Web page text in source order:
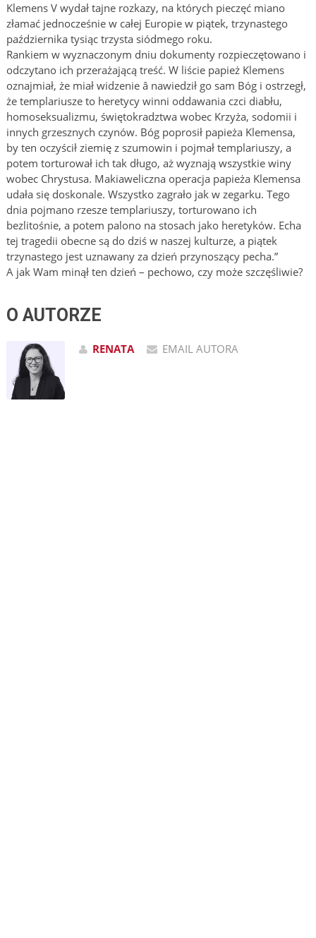
Klemens V wydał tajne rozkazy, na których pieczęć miano
złamać jednocześnie w całej Europie w piątek, trzynastego
października tysiąc trzysta siódmego roku.
Rankiem w wyznaczonym dniu dokumenty rozpieczętowano i
odczytano ich przerażającą treść. W liście papież Klemens
oznajmiał, że miał widzenie â nawiedził go sam Bóg i ostrzegł,
że templariusze to heretycy winni oddawania czci diabłu,
homoseksualizmu, świętokradztwa wobec Krzyża, sodomii i
innych grzesznych czynów. Bóg poprosił papieża Klemensa,
by ten oczyścił ziemię z szumowin i pojmał templariuszy, a
potem torturował ich tak długo, aż wyznają wszystkie winy
wobec Chrystusa. Makiaweliczna operacja papieża Klemensa
udała się doskonale. Wszystko zagrało jak w zegarku. Tego
dnia pojmano rzesze templariuszy, torturowano ich
bezlitośnie, a potem palono na stosach jako heretyków. Echa
tej tragedii obecne są do dziś w naszej kulturze, a piątek
trzynastego jest uznawany za dzień przynoszący pecha.”
A jak Wam minął ten dzień – pechowo, czy może szczęśliwie?
O AUTORZE
RENATA EMAIL AUTORA